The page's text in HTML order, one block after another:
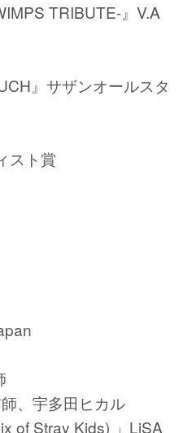
TRIBUTE-』V.A
』サザンオールスタ
スト賞
、宇多田ヒカル
of Stray Kids) 」LiSA